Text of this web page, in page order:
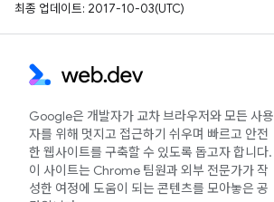
최종 업데이트: 2017-10-03(UTC)
Google은 개발자가 교차 브라우저와 모든 사용
자를 위해 멋지고 접근하기 쉬우며 빠르고 안전
한 웹사이트를 구축할 수 있도록 돕고자 합니다.
이 사이트는 Chrome 팀원과 외부 전문가가 작
성한 여정에 도움이 되는 콘텐츠를 모아놓은 공